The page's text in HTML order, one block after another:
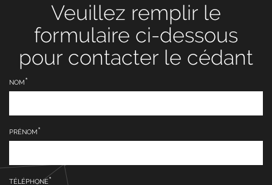
Veuillez remplir le
formulaire ci-dessous
pour contacter le cédant
NOM
PRÉNOM
TÉLÉPHONE